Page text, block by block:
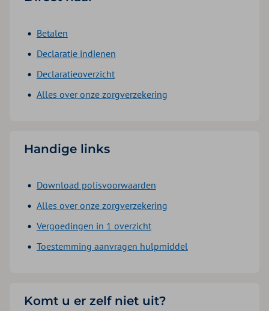
Betalen
Declaratie indienen
Declaratieoverzicht
Alles over onze zorgverzekering
Handige links
Download polisvoorwaarden
Alles over onze zorgverzekering
Vergoedingen in 1 overzicht
Toestemming aanvragen hulpmiddel
Komt u er zelf niet uit?